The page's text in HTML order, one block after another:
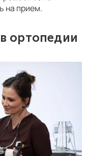
на прием.
ортопедии